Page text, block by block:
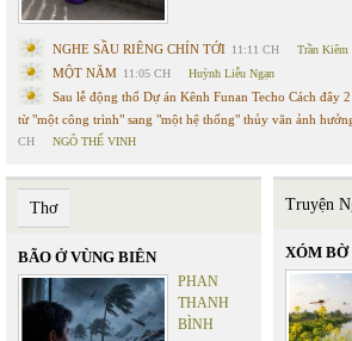
NGHE SẦU RIÊNG CHÍN TỚI 11:11 CH Trần Kiêm
MỘT NĂM 11:05 CH Huỳnh Liễu Ngạn
Sau lễ động thổ Dự án Kênh Funan Techo Cách đây
từ "một công trình" sang "một hệ thống" thủy văn ảnh
CH
NGÔ THẾ VINH
Thơ
BÃO Ở VÙNG BIÊN
PHAN
THANH
BÌNH
Truyện
XÓM